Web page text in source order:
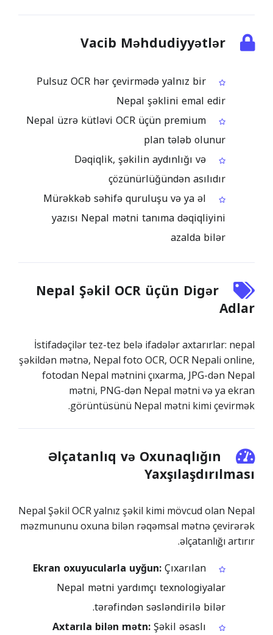
Vacib Məhdudiyyətlər
Pulsuz OCR hər çevirmədə yalnız bir
Nepal şəklini emal edir
Nepal üzrə kütləvi OCR üçün premium
plan tələb olunur
Dəqiqlik, şəkilin aydınlığı və
çözünürlüğündən asılıdır
Mürəkkəb səhifə quruluşu və ya əl
yazısı Nepal mətni tanıma dəqiqliyini
azalda bilər
Nepal Şəkil OCR üçün Digər
Adlar
İstifadəçilər tez-tez belə ifadələr axtarırlar: nepal
şəkildən mətnə, Nepal foto OCR, OCR Nepali online,
fotodan Nepal mətnini çıxarma, JPG-dən Nepal
mətni, PNG-dən Nepal mətni və ya ekran
görüntüsünü Nepal mətni kimi çevirmək.
Əlçatanlıq və Oxunaqlığın
Yaxşılaşdırılması
Nepal Şəkil OCR yalnız şəkil kimi mövcud olan Nepal
məzmununu oxuna bilən rəqəmsal mətnə çevirərək
əlçatanlığı artırır.
Ekran oxuyucularla uyğun:Çıxarılan
Nepal mətni yardımçı texnologiyalar
tərəfindən səsləndirilə bilər.
Axtarıla bilən mətn:Şəkil əsaslı